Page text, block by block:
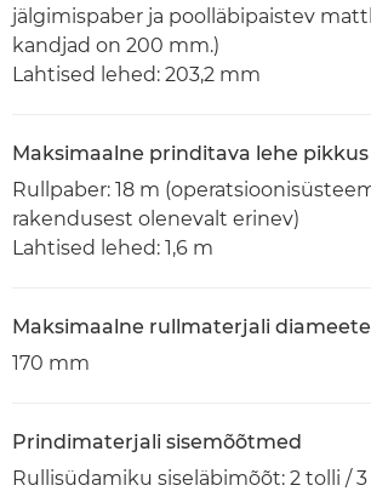
jälgimispaber ja poolläbipaistev
kandjad on 200 mm.)
Lahtised lehed: 203,2 mm
Maksimaalne prinditava lehe pikkus
Rullpaber: 18 m
rakendusest olenevalt erinev)
Lahtised lehed: 1,6 m
Maksimaalne rullmaterjali
170 mm
Prindimaterjali sisemõõtmed
Rullisüdamiku siseläbimõõt: 2 tolli /